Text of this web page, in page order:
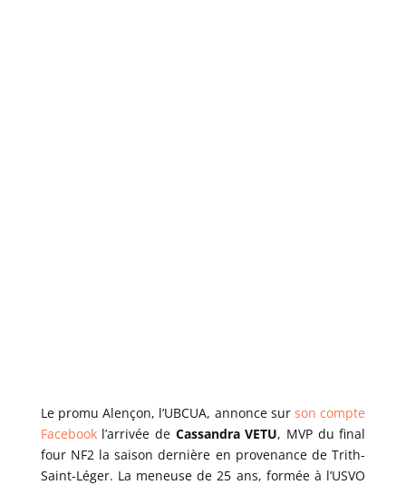
Le promu Alençon, l’UBCUA, annonce sur son compte
Facebookl’arrivée de Cassandra VETU, MVP du final
four NF2 la saison dernière en provenance de Trith-
Saint-Léger. La meneuse de 25 ans, formée à l’USVO